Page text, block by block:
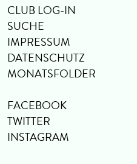
CLUB LOG-IN
SUCHE
IMPRESSUM
DATENSCHUTZ
MONATSFOLDER
FACEBOOK
TWITTER
INSTAGRAM